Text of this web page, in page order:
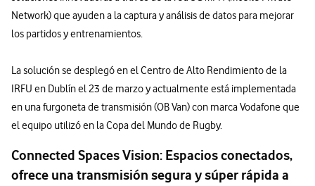
Network) que ayuden a la captura y análisis de datos para mejorar
los partidos y entrenamientos.
La solución se desplegó en el Centro de Alto Rendimiento de la
IRFU en Dublín el 23 de marzo y actualmente está implementada
en una furgoneta de transmisión (OB Van) con marca Vodafone que
el equipo utilizó en la Copa del Mundo de Rugby.
Connected Spaces Vision: Espacios conectados,
ofrece una transmisión segura y súper rápida a